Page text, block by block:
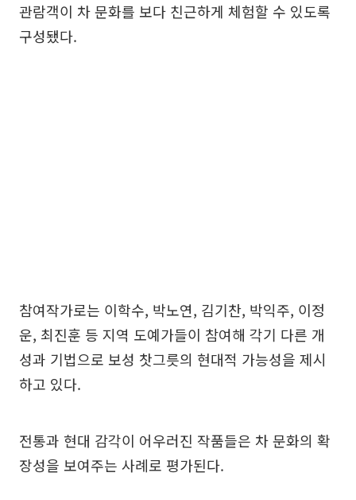
관람객이 차 문화를 보다 친근하게 체험할 수 있도록
구성됐다.
참여작가로는 이학수, 박노연, 김기찬, 박익주, 이정
운, 최진훈 등 지역 도예가들이 참여해 각기 다른 개
성과 기법으로 보성 찻그릇의 현대적 가능성을 제시
하고 있다.
전통과 현대 감각이 어우러진 작품들은 차 문화의 확
장성을 보여주는 사례로 평가된다.